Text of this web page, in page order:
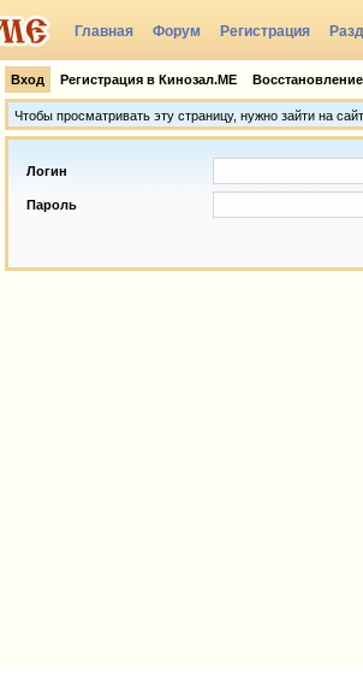
Главная Форум Регистрация
Вход Регистрация в Кинозал.МЕ
Чтобы просматривать эту страницу, нужно зайти на сайт
Логин
Пароль